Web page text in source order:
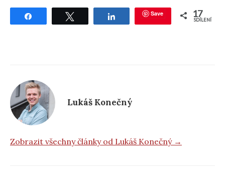
Tweetnout Save 17
SDÍLENÍ
Lukáš Konečný
Zobrazit všechny články od Lukáš Konečný →